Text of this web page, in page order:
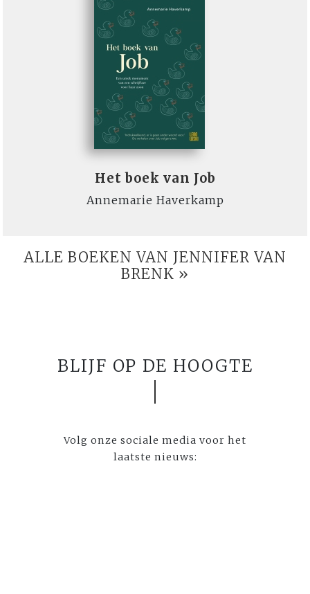
Het boek van Job
Annemarie Haverkamp
ALLE BOEKEN VAN JENNIFER VAN
BRENK »
BLIJF OP DE HOOGTE
Volg onze sociale media voor het
laatste nieuws: